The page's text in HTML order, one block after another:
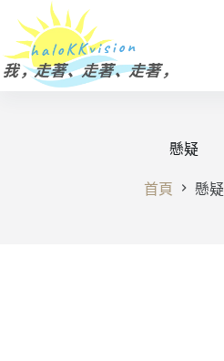
主
要
懸疑
首頁 懸疑